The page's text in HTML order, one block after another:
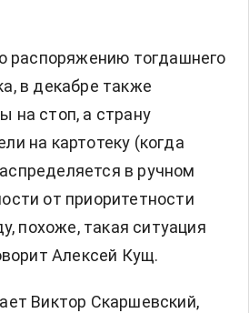
распоряжению тогдашнего
в декабре также
на стоп, а страну
на картотеку (когда
в ручном
от приоритетности
похоже, такая ситуация
Алексей Кущ.
Виктор Скаршевский,